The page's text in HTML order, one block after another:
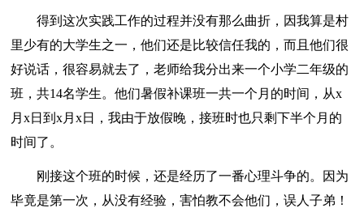
得到这次实践工作的过程并没有那么曲折，因我算是村
里少有的大学生之一，他们还是比较信任我的，而且他们很
好说话，很容易就去了，老师给我分出来一个小学二年级的
班，共14名学生。他们暑假补课班一共一个月的时间，从x
月x日到x月x日，我由于放假晚，接班时也只剩下半个月的
时间了。
刚接这个班的时候，还是经历了一番心理斗争的。因为
毕竟是第一次，从没有经验，害怕教不会他们，误人子弟！